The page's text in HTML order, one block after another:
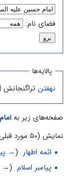
فضای نام:
پالایه‌ها
نهفتنتراگنجانش |
صفحه‌های زیر به
نمایش (۵۰ مورد قبلی |
ائمه اطهار‏
(
→
پیامبر اسلام‏
(
→